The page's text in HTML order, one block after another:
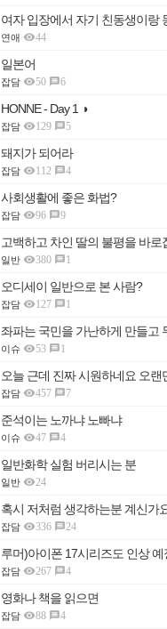
여자 입장에서 자기 친동생이랑
연애 44
일본어
잡담 50 6
HONNE - Day 1 ◑
잡담 129 5
돼지가 되어라
잡담 112 4
사회생활에 좋은 화법?
잡담 96 9
고백하고 차인 딸의 불평을 바로
일반 380 1
오디세이 일반으로 본 사람?
잡담 127 1
좌파는 국민을 가난하게 만들고
이슈 53 1
오늘 근데 진짜 시원하네요 오
잡담 457 7
준석이는 노까냐 노빠냐
이슈 47 4
일반화학 실험 버리시는 분
일반 24
혹시 저처럼 생각하는분 계신가
잡담 336 24
루머)아이폰 17시리즈도 인상 예
잡담 267 4
영화나 책을 읽으면
잡담 88 4